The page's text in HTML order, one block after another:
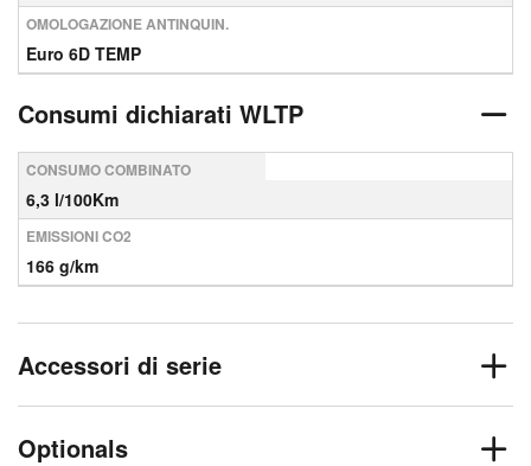
OMOLOGAZIONE ANTINQUIN.
Euro 6D TEMP
Consumi dichiarati WLTP
CONSUMO COMBINATO
6,3 l/100Km
EMISSIONI CO2
166 g/km
Accessori di serie
Optionals